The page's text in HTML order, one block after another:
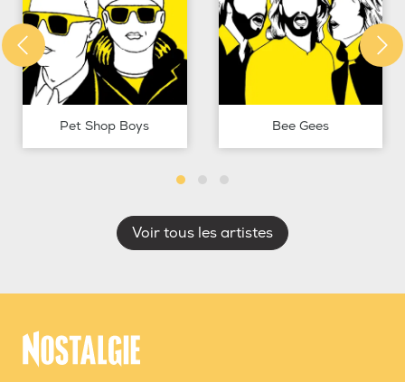
Pet Shop Boys Bee Gees
Voir tous les artistes